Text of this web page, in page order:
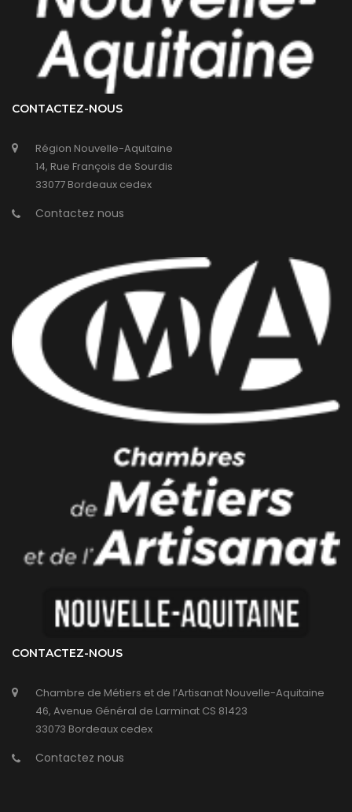
CONTACTEZ-NOUS
Région Nouvelle-Aquitaine
14, Rue François de Sourdis
33077 Bordeaux cedex
Contactez nous
CONTACTEZ-NOUS
Chambre de Métiers et de l’Artisanat Nouvelle-Aquitaine
46, Avenue Général de Larminat CS 81423
33073 Bordeaux cedex
Contactez nous